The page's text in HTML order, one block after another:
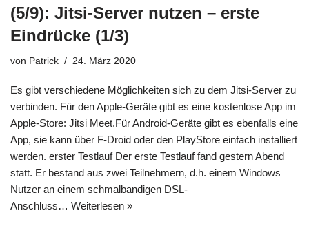
(5/9): Jitsi-Server nutzen – erste
Eindrücke (1/3)
von Patrick 24. März 2020
Es gibt verschiedene Möglichkeiten sich zu dem Jitsi-Server zu
verbinden. Für den Apple-Geräte gibt es eine kostenlose App im
Apple-Store: Jitsi Meet.Für Android-Geräte gibt es ebenfalls eine
App, sie kann über F-Droid oder den PlayStore einfach installiert
werden. erster Testlauf Der erste Testlauf fand gestern Abend
statt. Er bestand aus zwei Teilnehmern, d.h. einem Windows
Nutzer an einem schmalbandigen DSL-
Anschluss… Weiterlesen »